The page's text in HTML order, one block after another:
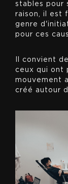
stables pour
raison, il est
genre
pour ces
Il convient
ceux qui ont
mouvement
créé autour